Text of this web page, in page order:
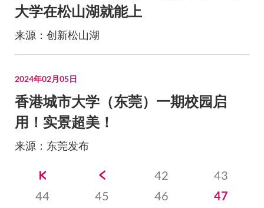
大学在松山湖就能上
来源：创新松山湖
2024年02月05日
香港城市大学（东莞）一期校园启
用！实景超美！
来源：东莞发布
42
43
44
45 46
47